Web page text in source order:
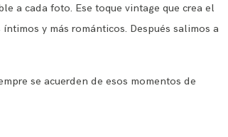
a cada foto. Ese toque vintage que crea el
y más románticos. Después salimos a
se acuerden de esos momentos de